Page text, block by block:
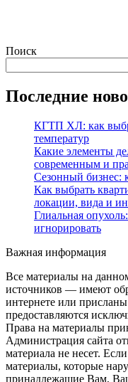
Поиск
Последние
КГТП ХЛ: как
температур
Какие элементы
современным и
Сезонный бизнес:
Как выбрать
локации, вида и
Глиальная
игнорировать
Важная информация
Все материалы на
источников — имеют
интернете или
предоставляются
Права на материалы
Администрация сайта
материала не несет.
материалы, которые
принадлежащие Вам,